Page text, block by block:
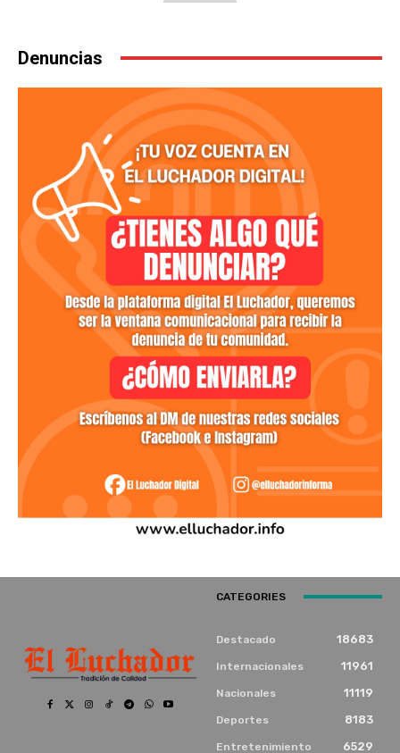
Denuncias
CATEGORIES
Destacado 18683
Internacionales 11961
Nacionales 11119
Deportes 8183
Entretenimiento 6529